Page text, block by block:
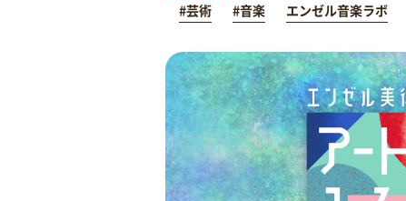
#芸術
#音楽 エンゼル音楽ラボ